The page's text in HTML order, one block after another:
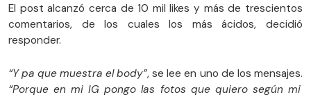
El post alcanzó cerca de 10 mil likes y más de trescientos
comentarios, de los cuales los más ácidos, decidió
responder.
“Y pa que muestra el body”, se lee en uno de los mensajes.
“Porque en mi IG pongo las fotos que quiero según mi